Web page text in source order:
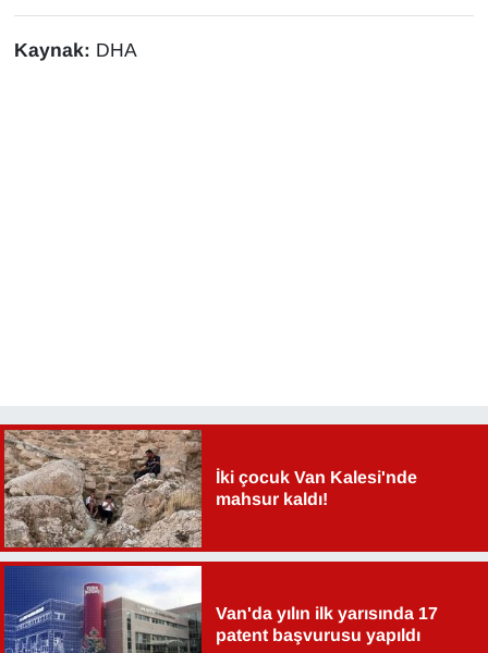
Kaynak: DHA
İki çocuk Van Kalesi'nde
mahsur kaldı!
Van'da yılın ilk yarısında 17
patent başvurusu yapıldı